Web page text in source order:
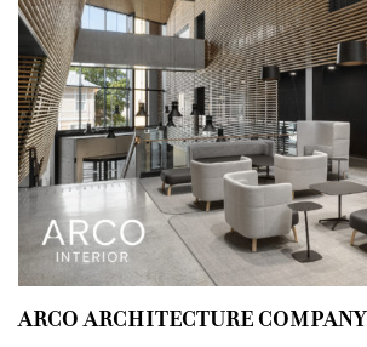
ARCO ARCHITECTURE COMPANY